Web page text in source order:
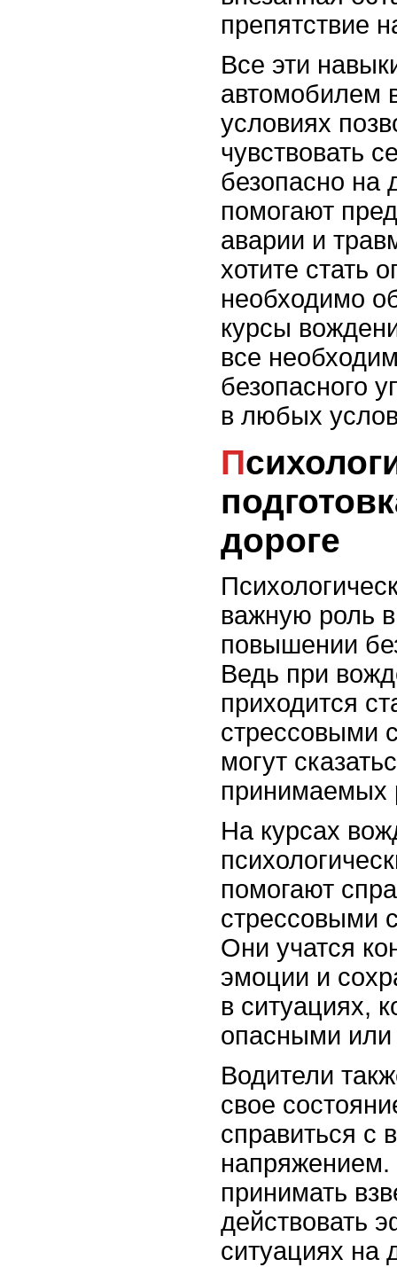
препятствие
Все эти
автомобилем
условиях
чувствовать
безопасно на
помогают
аварии и
хотите стать
необходимо
курсы
все
безопасного
в любых
Психологическая
дороге
важную роль
повышении
Ведь при
приходится
стрессовыми
могут
принимаемых
На курсах
помогают
стрессовыми
Они учатся
эмоции и
в ситуациях,
опасными
Водители
свое
справиться с
напряжением.
принимать
действовать
ситуациях на